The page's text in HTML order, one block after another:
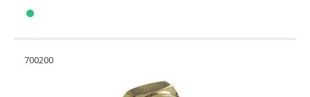
700200